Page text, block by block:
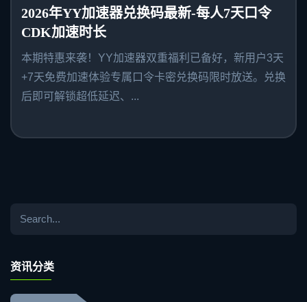
2026年YY加速器兑换码最新-每人7天口令
CDK加速时长
本期特惠来袭！YY加速器双重福利已备好，新用户3天
+7天免费加速体验专属口令卡密兑换码限时放送。兑换
后即可解锁超低延迟、...
资讯分类